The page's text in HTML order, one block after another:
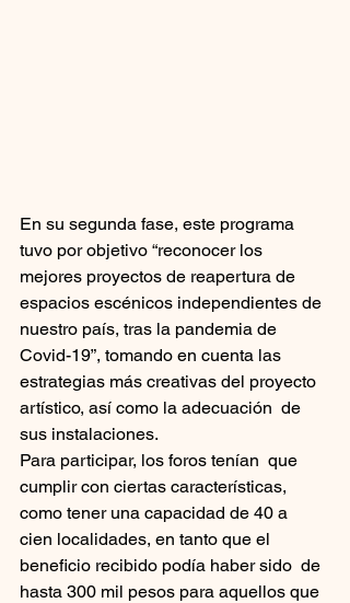
En su segunda fase, este programa
tuvo por objetivo “reconocer los
mejores proyectos de reapertura de
espacios escénicos independientes de
nuestro país, tras la pandemia de
Covid-19”, tomando en cuenta las
estrategias más creativas del proyecto
artístico, así como la adecuación  de
sus instalaciones.
Para participar, los foros tenían  que
cumplir con ciertas características,
como tener una capacidad de 40 a
cien localidades, en tanto que el
beneficio recibido podía haber sido  de
hasta 300 mil pesos para aquellos que